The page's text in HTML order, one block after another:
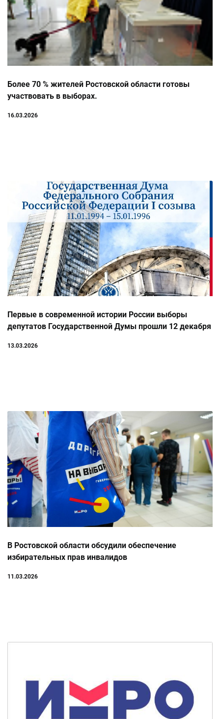
Более 70 % жителей Ростовской области готовы
участвовать в выборах.
16.03.2026
Первые в современной истории России выборы
депутатов Государственной Думы прошли 12 декабря
13.03.2026
В Ростовской области обсудили обеспечение
избирательных прав инвалидов
11.03.2026